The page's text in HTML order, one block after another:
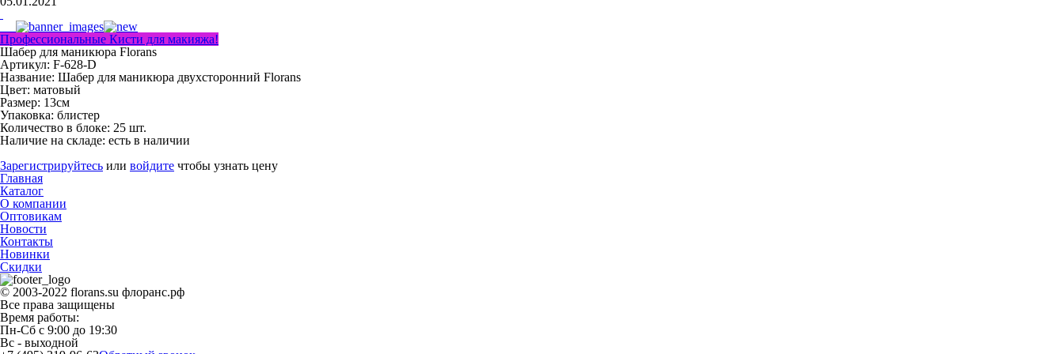
Профессиональные Кисти для макияжа!
Шабер для маникюра Florans
Артикул: F-628-D
Название: Шабер для маникюра двухсторонний Florans
Цвет: матовый
Размер: 13см
Упаковка: блистер
Количество в блоке: 25 шт.
Наличие на складе: есть в наличии
Зарегистрируйтесь или войдите чтобы узнать цену
Главная
Каталог
О компании
Оптовикам
Новости
Контакты
Новинки
Скидки
© 2003-2022 florans.su флоранс.рф
Все права защищены
Время работы:
Пн-Сб с 9:00 до 19:30
Вс - выходной